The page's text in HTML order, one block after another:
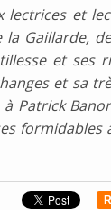
lectrices et
Gaillarde,
et ses
et sa
Patrick
formidables